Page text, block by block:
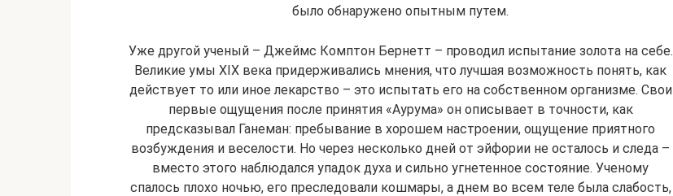
было обнаружено опытным путем.
Уже другой ученый – Джеймс Комптон Бернетт – проводил испытание золота на себе.
Великие умы ХIХ века придерживались мнения, что лучшая возможность понять, как
действует то или иное лекарство – это испытать его на собственном организме. Свои
первые ощущения после принятия «Аурума» он описывает в точности, как
предсказывал Ганеман: пребывание в хорошем настроении, ощущение приятного
возбуждения и веселости. Но через несколько дней от эйфории не осталось и следа –
вместо этого наблюдался упадок духа и сильно угнетенное состояние. Ученому
спалось плохо ночью, его преследовали кошмары, а днем во всем теле была слабость,